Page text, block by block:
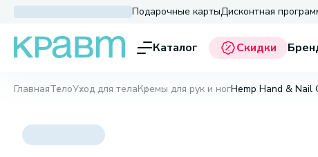
Подарочные картыДисконтная
Каталог Скидки
ГлавнаяТелоУход для телаКремы для рук и ногHemp Hand & Nail